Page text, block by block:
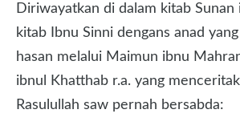
Diriwayatkan di dalam kitab Sunan
kitab Ibnu Sinni dengans anad
hasan melalui Maimun ibnu
ibnul Khatthab r.a. yang
Rasulullah saw pernah bersabda: